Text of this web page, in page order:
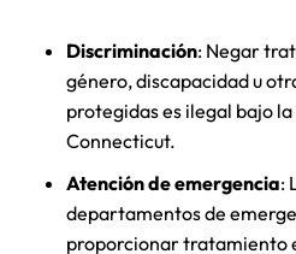
Discriminación: Negar
género, discapacidad u
protegidas es ilegal bajo
Connecticut.
Atención de emergencia:
departamentos de
proporcionar tratamiento
Wednesday
Thursday
Friday
Saturday
Wednesday
Thursday
Friday
Saturday